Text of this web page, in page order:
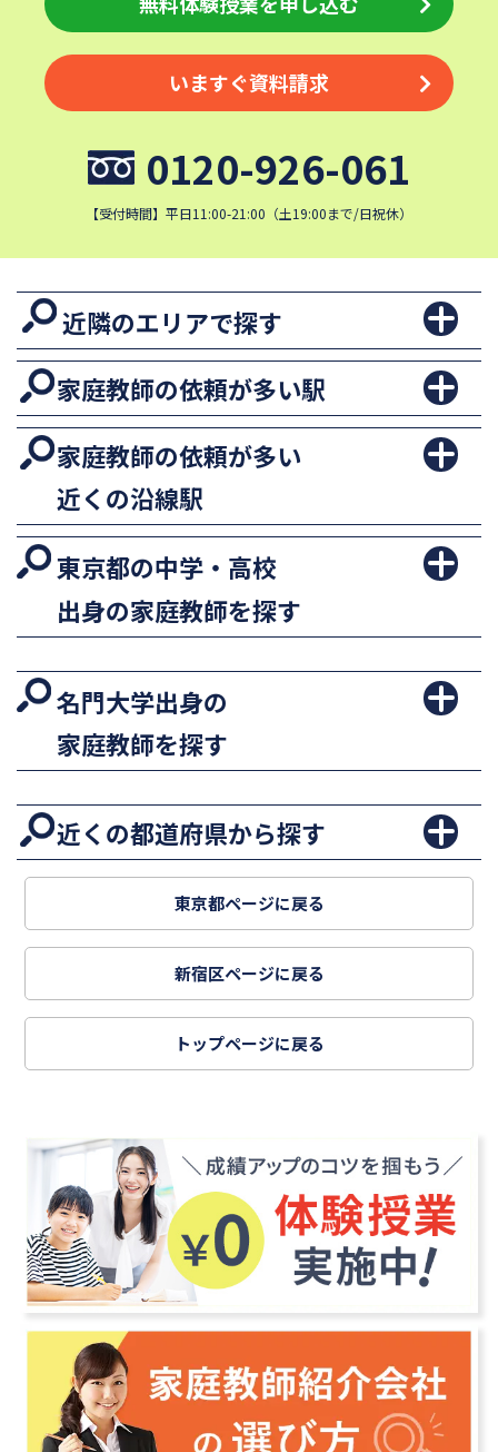
いますぐ資料請求
0120-926-061
【受付時間】平日11:00-21:00（土19:00まで/日祝休）
近隣のエリアで探す
家庭教師の依頼が多い駅
家庭教師の依頼が多い
近くの沿線駅
東京都の中学・高校
出身の家庭教師を探す
名門大学出身の
家庭教師を探す
近くの都道府県から探す
東京都ページに戻る
新宿区ページに戻る
トップページに戻る